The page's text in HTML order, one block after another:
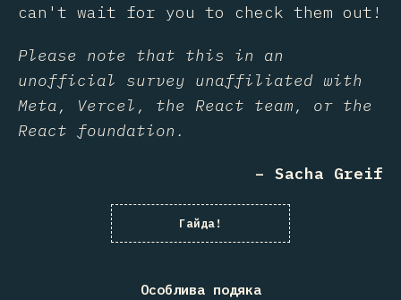
can't wait for you to check them out!
Please note that this in an
unofficial survey unaffiliated with
Meta, Vercel, the React team, or the
React foundation.
– Sacha Greif
Гайда!
Особлива подяка